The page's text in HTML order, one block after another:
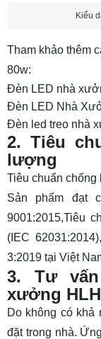
Kiểu
Tham khảo thêm
80w:
Đèn LED nhà
Đèn LED Nhà
Đèn led treo nhà
2. Tiêu
lượng
Tiêu chuẩn chống
Sản phẩm đạt
9001:2015,Tiêu
(IEC
3:2019 tại Việt
3. Tư
xưởng
Do không có khả
đặt trong nhà.